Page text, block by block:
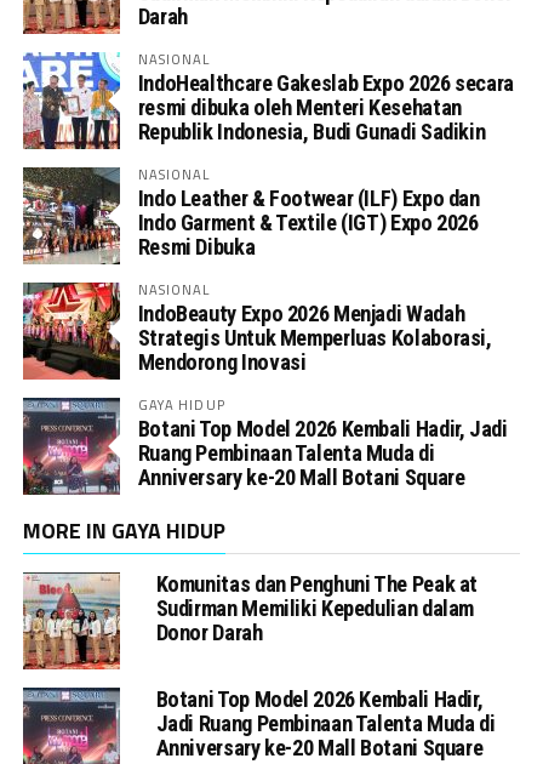
Darah
NASIONAL
IndoHealthcare Gakeslab Expo 2026 secara
resmi dibuka oleh Menteri Kesehatan
Republik Indonesia, Budi Gunadi Sadikin
NASIONAL
Indo Leather & Footwear (ILF) Expo dan
Indo Garment & Textile (IGT) Expo 2026
Resmi Dibuka
NASIONAL
IndoBeauty Expo 2026 Menjadi Wadah
Strategis Untuk Memperluas Kolaborasi,
Mendorong Inovasi
GAYA HIDUP
Botani Top Model 2026 Kembali Hadir, Jadi
Ruang Pembinaan Talenta Muda di
Anniversary ke-20 Mall Botani Square
MORE IN GAYA HIDUP
Komunitas dan Penghuni The Peak at
Sudirman Memiliki Kepedulian dalam
Donor Darah
Botani Top Model 2026 Kembali Hadir,
Jadi Ruang Pembinaan Talenta Muda di
Anniversary ke-20 Mall Botani Square